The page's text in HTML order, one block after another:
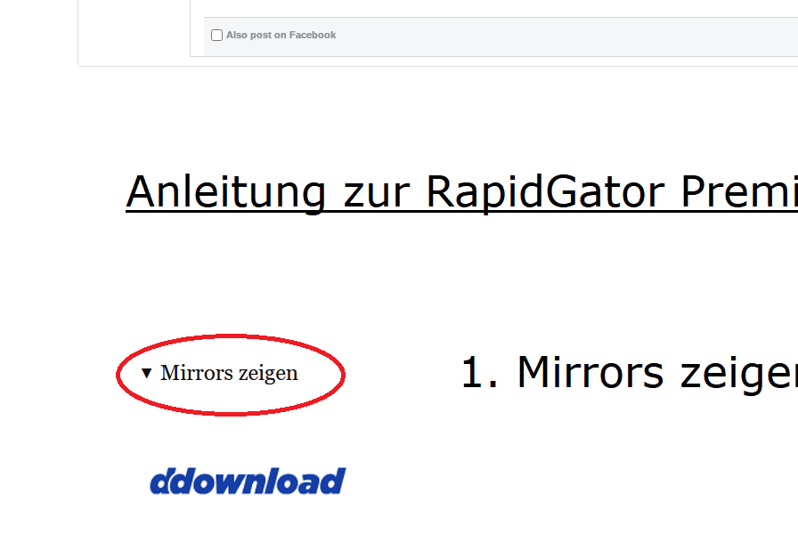
Also post on Facebook